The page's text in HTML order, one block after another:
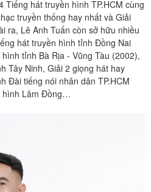
Tiếng hát truyền hình TP.HCM cùng
truyền thống hay nhất và Giải
ra, Lê Anh Tuấn còn sở hữu nhiều
hát truyền hình tỉnh Đồng Nai
tỉnh Bà Rịa - Vũng Tàu (2002),
Tây Ninh, Giải 2 giọng hát hay
Đài tiếng nói nhân dân TP.HCM
hình Lâm Đồng…